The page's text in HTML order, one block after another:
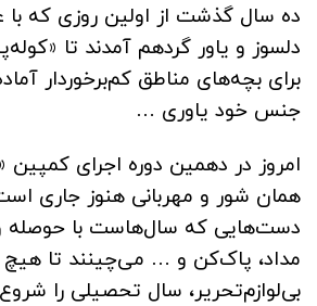
ده سال گذشت از اولین روزی که با
دلسوز و یاور گردهم آمدند تا
برای بچه‌های مناطق کم‌برخوردار
جنس خود یاوری …
امروز در دهمین دوره اجرای کمپین
همان شور و مهربانی هنوز جاری
دست‌هایی که سال‌هاست با حوصله
مداد، پاک‌کن و … می‌چینند تا
بی‌لوازم‌تحریر، سال تحصیلی را